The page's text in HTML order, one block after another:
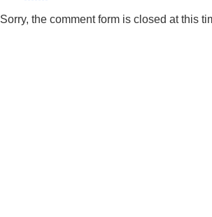
Sorry, the comment form is closed at this